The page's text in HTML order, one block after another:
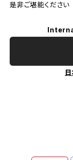
是非ご堪能ください